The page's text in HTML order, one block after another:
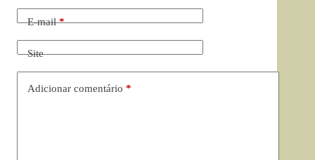
E-mail*
Site
Adicionar comentário *